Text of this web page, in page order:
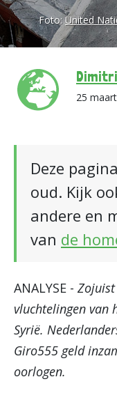
Foto:United
25
Deze
oud. Kijk
andere en
van de
ANALYSE -
vluchtelingen van
Syrië.
Giro555 geld
oorlogen.